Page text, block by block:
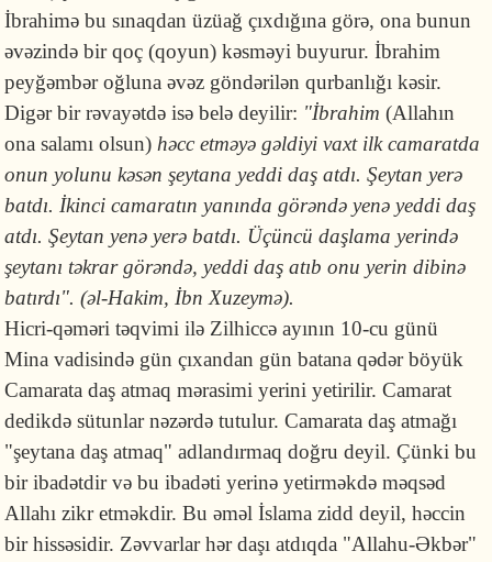
İbrahimə bu sınaqdan üzüağ çıxdığına görə, ona bunun
əvəzində bir qoç (qoyun) kəsməyi buyurur. İbrahim
peyğəmbər oğluna əvəz göndərilən qurbanlığı kəsir.
Digər bir rəvayətdə isə belə deyilir: "İbrahim(Allahın
ona salamı olsun) həcc etməyə gəldiyi vaxt ilk camaratda
onun yolunu kəsən şeytana yeddi daş atdı. Şeytan yerə
batdı. İkinci camaratın yanında görəndə yenə yeddi daş
atdı. Şeytan yenə yerə batdı. Üçüncü daşlama yerində
şeytanı təkrar görəndə, yeddi daş atıb onu yerin dibinə
batırdı". (əl-Hakim, İbn Xuzeymə).
Hicri-qəməri təqvimi ilə Zilhiccə ayının 10-cu günü
Mina vadisində gün çıxandan gün batana qədər böyük
Camarata daş atmaq mərasimi yerini yetirilir. Camarat
dedikdə sütunlar nəzərdə tutulur. Camarata daş atmağı
"şeytana daş atmaq" adlandırmaq doğru deyil. Çünki bu
bir ibadətdir və bu ibadəti yerinə yetirməkdə məqsəd
Allahı zikr etməkdir. Bu əməl İslama zidd deyil, həccin
bir hissəsidir. Zəvvarlar hər daşı atdıqda "Allahu-Əkbər"